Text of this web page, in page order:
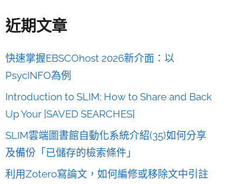
近期文章
快速掌握EBSCOhost 2026新介面：以
PsycINFO為例
Introduction to SLIM: How to Share and Back
Up Your [SAVED SEARCHES]
SLIM雲端圖書館自動化系統介紹(35)如何分享
及備份「已儲存的檢索條件」
利用Zotero寫論文，如何編修或移除文中引註